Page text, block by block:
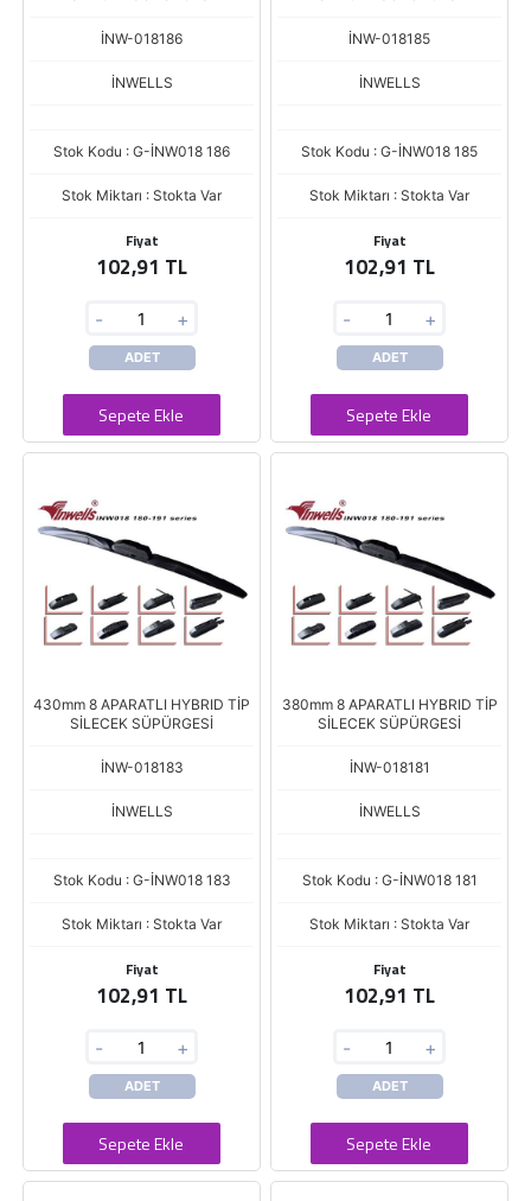
İNW-018186
İNWELLS
Stok Kodu : G-İNW018 186
Stok Miktarı : Stokta Var
Fiyat
102,91 TL
- +
ADET
Sepete Ekle
İNW-018185
İNWELLS
Stok Kodu : G-İNW018 185
Stok Miktarı : Stokta Var
Fiyat
102,91 TL
- +
ADET
Sepete Ekle
430mm 8 APARATLI HYBRID TİP
SİLECEK SÜPÜRGESİ
İNW-018183
İNWELLS
Stok Kodu : G-İNW018 183
Stok Miktarı : Stokta Var
Fiyat
102,91 TL
- +
ADET
Sepete Ekle
380mm 8 APARATLI HYBRID TİP
SİLECEK SÜPÜRGESİ
İNW-018181
İNWELLS
Stok Kodu : G-İNW018 181
Stok Miktarı : Stokta Var
Fiyat
102,91 TL
- +
ADET
Sepete Ekle